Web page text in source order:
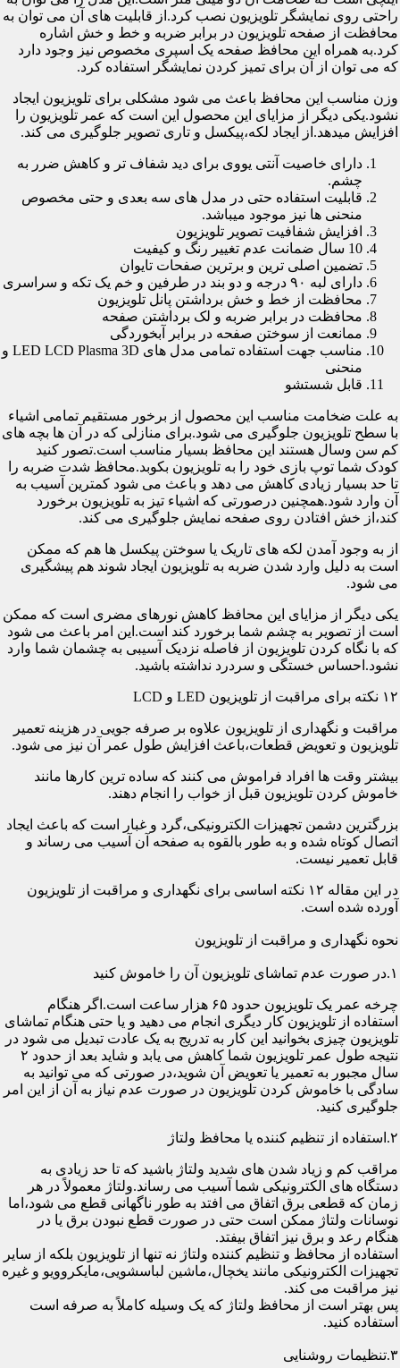
راحتی روی نمایشگر تلویزیون نصب کرد.از قابلیت های آن می توان به
محافظت از صفحه تلویزیون در برابر ضربه و خط و خش اشاره
کرد.به همراه این محافظ صفحه یک اسپری مخصوص نیز وجود دارد
که می توان از آن برای تمیز کردن نمایشگر استفاده کرد.
وزن مناسب این محافظ باعث می شود مشکلی برای تلویزیون ایجاد
نشود.یکی دیگر از مزایای این محصول این است که عمر تلویزیون را
افزایش میدهد.از ایجاد لکه،پیکسل و تاری تصویر جلوگیری می کند.
دارای خاصیت آنتی یووی برای دید شفاف تر و کاهش ضرر به
چشم.
قابلیت استفاده حتی در مدل های سه بعدی و حتی مخصوص
منحنی ها نیز موجود میباشد.
افزایش شفافیت تصویر تلویزیون
10 سال ضمانت عدم تغییر رنگ و کیفیت
تضمین اصلی ترین و برترین صفحات تایوان
دارای لبه ۹۰ درجه و دو بند در طرفین و خم یک تکه و سراسری
محافظت از خط و خش برداشتن پانل تلویزیون
محافظت در برابر ضربه و لک برداشتن صفحه
ممانعت از سوختن صفحه در برابر آبخوردگی
مناسب جهت استفاده تمامی مدل های LED LCD Plasma 3D و
منحنی
قابل شستشو
به علت ضخامت مناسب این محصول از برخور مستقیم تمامی اشیاء
با سطح تلویزیون جلوگیری می شود.برای منازلی که در آن ها بچه های
کم سن وسال هستند این محافظ بسیار مناسب است.تصور کنید
کودک شما توپ بازی خود را به تلویزیون بکوبد.محافظ شدت ضربه را
تا حد بسیار زیادی کاهش می دهد و باعث می شود کمترین آسیب به
آن وارد شود.همچنین درصورتی که اشیاء تیز به تلویزیون برخورد
کند،از خش افتادن روی صفحه نمایش جلوگیری می کند.
از به وجود آمدن لکه های تاریک یا سوختن پیکسل ها هم که ممکن
است به دلیل وارد شدن ضربه به تلویزیون ایجاد شوند هم پیشگیری
می شود.
یکی دیگر از مزایای این محافظ کاهش نورهای مضری است که ممکن
است از تصویر به چشم شما برخورد کند است.این امر باعث می شود
که با نگاه کردن تلویزیون از فاصله نزدیک آسیبی به چشمان شما وارد
نشود.احساس خستگی و سردرد نداشته باشید.
۱۲ نکته برای مراقبت از تلویزیون LED و LCD
مراقبت و نگهداری از تلویزیون علاوه بر صرفه جویی در هزینه تعمیر
تلویزیون و تعویض قطعات،باعث افزایش طول عمر آن نیز می شود.
بیشتر وقت ها افراد فراموش می کنند که ساده ترین کارها مانند
خاموش کردن تلویزیون قبل از خواب را انجام دهند.
بزرگترین دشمن تجهیزات الکترونیکی،گرد و غبار است که باعث ایجاد
اتصال کوتاه شده و به طور بالقوه به صفحه آن آسیب می رساند و
قابل تعمیر نیست.
در این مقاله ۱۲ نکته اساسی برای نگهداری و مراقبت از تلویزیون
آورده شده است.
نحوه نگهداری و مراقبت از تلویزیون
۱.در صورت عدم تماشای تلویزیون آن را خاموش کنید
چرخه عمر یک تلویزیون حدود ۶۵ هزار ساعت است.اگر هنگام
استفاده از تلویزیون کار دیگری انجام می دهید و یا حتی هنگام تماشای
تلویزیون چیزی بخوانید این کار به تدریج به یک عادت تبدیل می شود در
نتیجه طول عمر تلویزیون شما کاهش می یابد و شاید بعد از حدود ۲
سال مجبور به تعمیر یا تعویض آن شوید،در صورتی که می توانید به
سادگی با خاموش کردن تلویزیون در صورت عدم نیاز به آن از این امر
جلوگیری کنید.
۲.استفاده از تنظیم کننده یا محافظ ولتاژ
مراقب کم و زیاد شدن های شدید ولتاژ باشید که تا حد زیادی به
دستگاه های الکترونیکی شما آسیب می رساند.ولتاژ معمولاً در هر
زمان که قطعی برق اتفاق می افتد به طور ناگهانی قطع می شود،اما
نوسانات ولتاژ ممکن است حتی در صورت قطع نبودن برق یا در
هنگام رعد و برق نیز اتفاق بیفتد.
استفاده از محافظ و تنظیم کننده ولتاژ نه تنها از تلویزیون بلکه از سایر
تجهیزات الکترونیکی مانند یخچال،ماشین لباسشویی،مایکروویو و غیره
نیز مراقبت می کند.
پس بهتر است از محافظ ولتاژ که یک وسیله کاملاً به صرفه است
استفاده کنید.
۳.تنظیمات روشنایی